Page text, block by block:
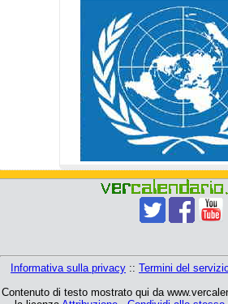
Informativa sulla privacy :: Termini del
Contenuto di testo mostrato qui da